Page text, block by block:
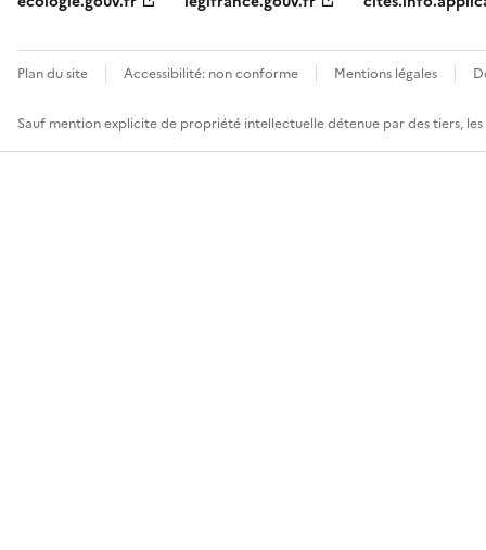
Plan du site Accessibilité: non conforme Mentions légales
Sauf mention explicite de propriété intellectuelle détenue par des tiers,